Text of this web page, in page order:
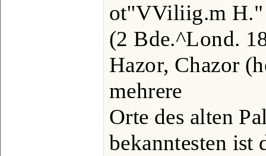
ot''VViliig.m H."
(2 Bde.^Lond.
Hazor, Chazor
mehrere
Orte des alten
bekanntesten ist